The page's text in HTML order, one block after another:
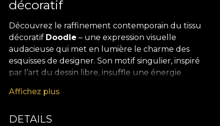
décoratif
Découvrez le raffinement contemporain du tissu
décoratif Doodle – une expression visuelle
audacieuse qui met en lumière le charme des
esquisses de designer. Son motif singulier, inspiré
par l’art du dessin libre, insuffle une énergie
intérieur, en mariant la spontanéité du trait à
transforme la simplicité en véritable statement, en
Affichez plus
DETAILS